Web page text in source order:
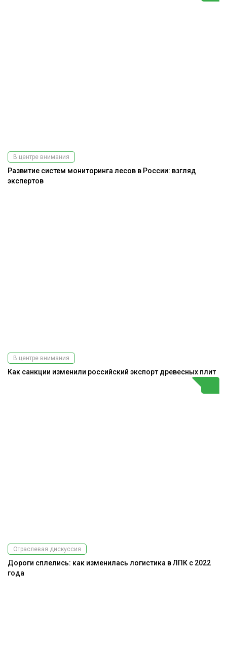
В центре внимания
Развитие систем мониторинга лесов в России: взгляд
экспертов
В центре внимания
Как санкции изменили российский экспорт древесных плит
Отраслевая дискуссия
Дороги сплелись: как изменилась логистика в ЛПК с 2022
года